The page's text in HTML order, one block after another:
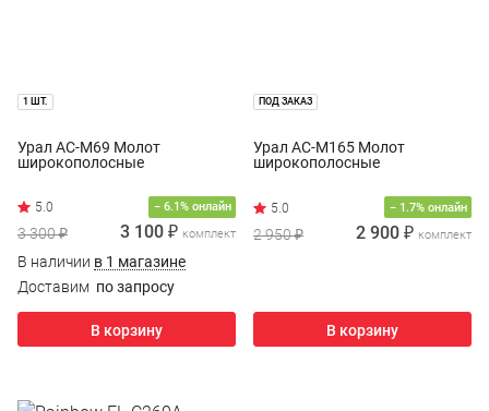
1 ШТ.
Урал АС-М69 Молот
широкополосные
− 6.1% онлайн
3 300 ₽ 3 100 ₽ комплект
В наличии в 1 магазине
Доставим по запросу
В корзину
ПОД ЗАКАЗ
Урал АС-М165 Молот
широкополосные
− 1.7% онлайн
2 950 ₽ 2 900 ₽ комплект
В корзину